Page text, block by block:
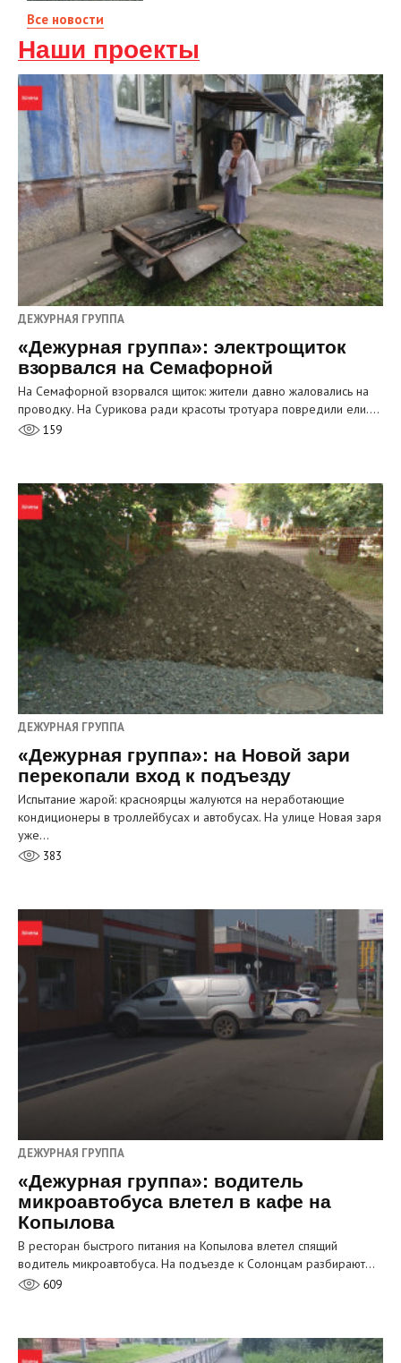
Все новости
Наши проекты
ДЕЖУРНАЯ ГРУППА
«Дежурная группа»: электрощиток
взорвался на Семафорной
На Семафорной взорвался щиток: жители давно жаловались на
проводку. На Сурикова ради красоты тротуара повредили ели.…
159
ДЕЖУРНАЯ ГРУППА
«Дежурная группа»: на Новой зари
перекопали вход к подъезду
Испытание жарой: красноярцы жалуются на неработающие
кондиционеры в троллейбусах и автобусах. На улице Новая заря
уже…
383
ДЕЖУРНАЯ ГРУППА
«Дежурная группа»: водитель
микроавтобуса влетел в кафе на
Копылова
В ресторан быстрого питания на Копылова влетел спящий
водитель микроавтобуса. На подъезде к Солонцам разбирают…
609